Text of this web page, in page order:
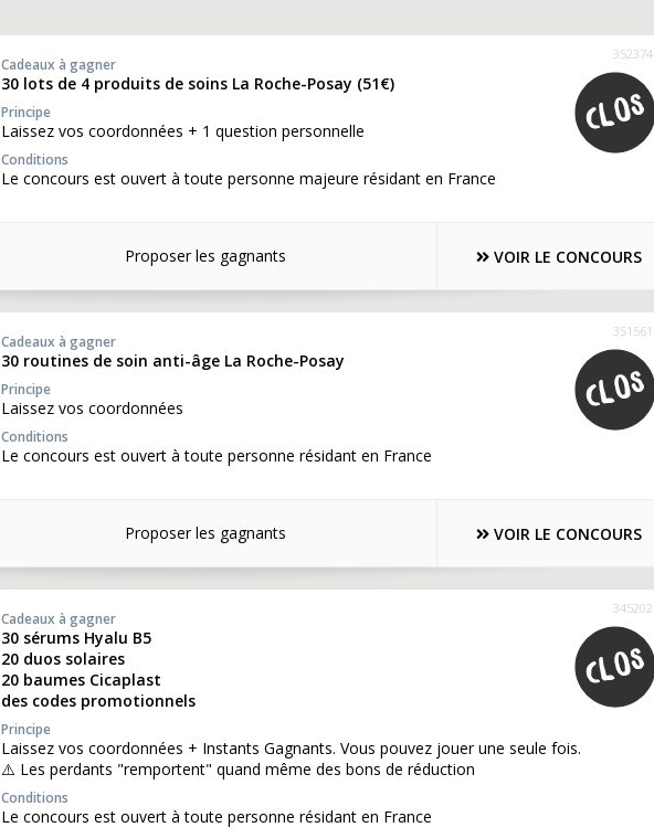
352374
Cadeaux à gagner
30 lots de 4 produits de soins La Roche-Posay (51€)
Principe
Laissez vos coordonnées + 1 question personnelle
Conditions
Le concours est ouvert à toute personne majeure résidant en France
Proposer les gagnants VOIR LE CONCOURS
351561
Cadeaux à gagner
30 routines de soin anti-âge La Roche-Posay
Principe
Laissez vos coordonnées
Conditions
Le concours est ouvert à toute personne résidant en France
Proposer les gagnants VOIR LE CONCOURS
345202
Cadeaux à gagner
30 sérums Hyalu B5
20 duos solaires
20 baumes Cicaplast
des codes promotionnels
Principe
Laissez vos coordonnées + Instants Gagnants. Vous pouvez jouer une seule fois.
⚠️ Les perdants "remportent" quand même des bons de réduction
Conditions
Le concours est ouvert à toute personne résidant en France